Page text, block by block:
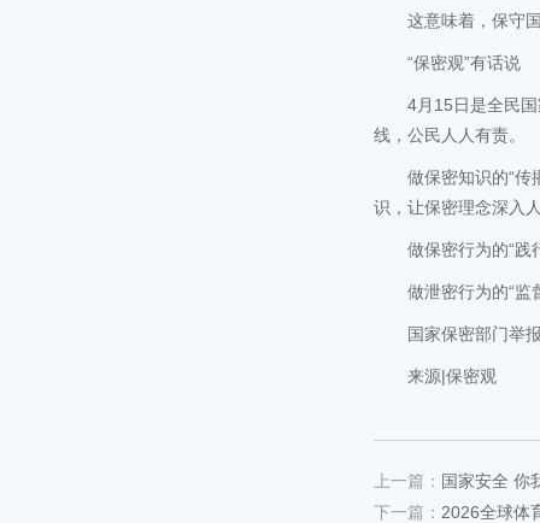
这意味着，保守
“保密观”有话说
4月15日是全民
线，公民人人有责。
做保密知识的“传
识，让保密理念深入
做保密行为的“践
做泄密行为的“监
国家保密部门举
来源|保密观
上一篇： 国家安全 你
下一篇： 2026全球体